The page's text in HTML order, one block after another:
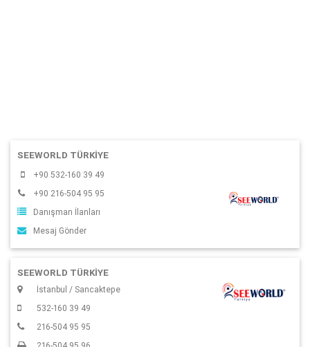
SEEWORLD TÜRKİYE
+90 532-160 39 49
+90 216-504 95 95
Danışman İlanları
Mesaj Gönder
SEEWORLD TÜRKİYE
İstanbul / Sancaktepe
532-160 39 49
216-504 95 95